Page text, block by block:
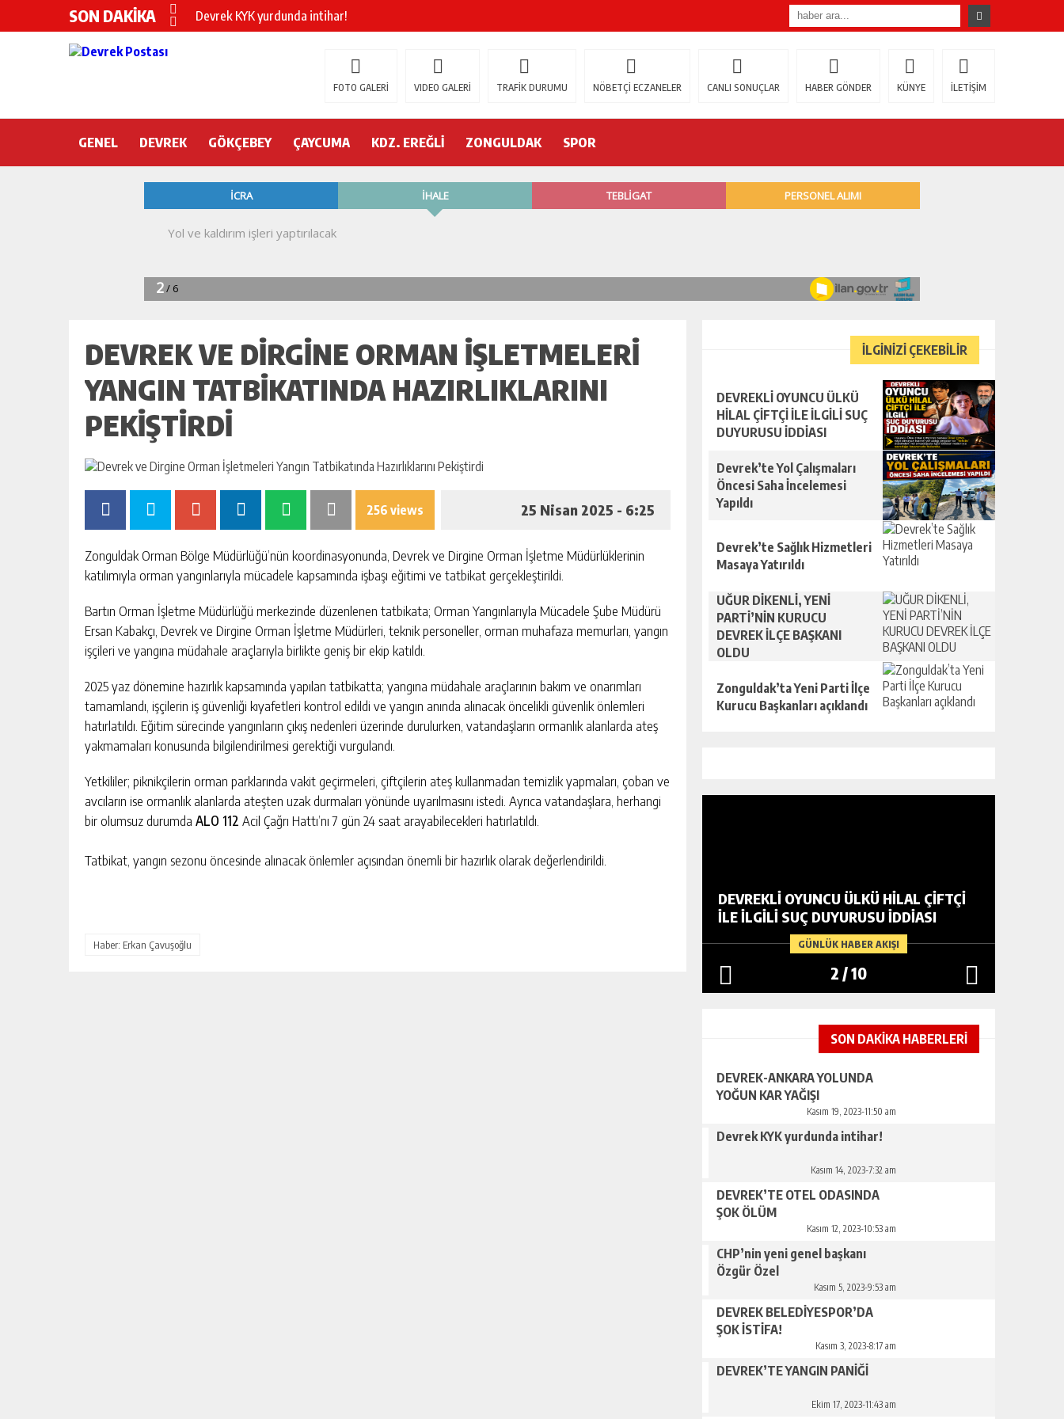
SON DAKİKA
Devrek KYK yurdunda intihar!
CHP’nin yeni genel başkanı Özgür Özel
DEVREK’TE YANGIN PANİĞİ
Devrek Engelsiz Yaşam Merkezi’nde neler oluyor?
DEVREK ÇATAKLI’YA TEŞEKKÜR ETTİ
FOTO GALERİ VIDEO GALERİ TRAFİK DURUMU NÖBETÇİ ECZANELER CANLI SONUÇLAR HABER GÖNDER KÜNYE İLETİŞİM
GENEL DEVREK GÖKÇEBEY ÇAYCUMA KDZ. EREĞLİ ZONGULDAK SPOR
DEVREK VE DIRGINE ORMAN İŞLETMELERI
YANGIN TATBIKATINDA HAZIRLIKLARINI
PEKIŞTIRDI
256 views 25 Nisan 2025 - 6:25
Zonguldak Orman Bölge Müdürlüğü’nün koordinasyonunda, Devrek ve Dirgine Orman İşletme Müdürlüklerinin
katılımıyla orman yangınlarıyla mücadele kapsamında işbaşı eğitimi ve tatbikat gerçekleştirildi.
Bartın Orman İşletme Müdürlüğü merkezinde düzenlenen tatbikata; Orman Yangınlarıyla Mücadele Şube Müdürü
Ersan Kabakçı, Devrek ve Dirgine Orman İşletme Müdürleri, teknik personeller, orman muhafaza memurları, yangın
işçileri ve yangına müdahale araçlarıyla birlikte geniş bir ekip katıldı.
2025 yaz dönemine hazırlık kapsamında yapılan tatbikatta; yangına müdahale araçlarının bakım ve onarımları
tamamlandı, işçilerin iş güvenliği kıyafetleri kontrol edildi ve yangın anında alınacak öncelikli güvenlik önlemleri
hatırlatıldı. Eğitim sürecinde yangınların çıkış nedenleri üzerinde durulurken, vatandaşların ormanlık alanlarda ateş
yakmamaları konusunda bilgilendirilmesi gerektiği vurgulandı.
Yetkililer; piknikçilerin orman parklarında vakit geçirmeleri, çiftçilerin ateş kullanmadan temizlik yapmaları, çoban ve
avcıların ise ormanlık alanlarda ateşten uzak durmaları yönünde uyarılmasını istedi. Ayrıca vatandaşlara, herhangi
bir olumsuz durumda ALO 112 Acil Çağrı Hattı’nı 7 gün 24 saat arayabilecekleri hatırlatıldı.
Tatbikat, yangın sezonu öncesinde alınacak önlemler açısından önemli bir hazırlık olarak değerlendirildi.
Haber: Erkan Çavuşoğlu
İLGİNİZİ ÇEKEBİLİR
DEVREKLİ OYUNCU ÜLKÜ
HİLAL ÇİFTÇİ İLE İLGİLİ SUÇ
DUYURUSU İDDİASI
Devrek’te Yol Çalışmaları
Öncesi Saha İncelemesi
Yapıldı
Devrek’te Sağlık Hizmetleri
Masaya Yatırıldı
UĞUR DİKENLİ, YENİ
PARTİ’NİN KURUCU
DEVREK İLÇE BAŞKANI
OLDU
Zonguldak’ta Yeni Parti İlçe
Kurucu Başkanları açıklandı
GÜNLÜK HABER AKIŞI
DEVREKLİ OYUNCU ÜLKÜ HİLAL ÇİFTÇİ
İLE İLGİLİ SUÇ DUYURUSU İDDİASI
2 /10
SON DAKİKA HABERLERİ
DEVREK-ANKARA YOLUNDA
YOĞUN KAR YAĞIŞI
Kasım 19, 2023-11:50 am
Devrek KYK yurdunda intihar!
Kasım 14, 2023-7:32 am
DEVREK’TE OTEL ODASINDA
ŞOK ÖLÜM
Kasım 12, 2023-10:53 am
CHP’nin yeni genel başkanı
Özgür Özel
Kasım 5, 2023-9:53 am
DEVREK BELEDİYESPOR’DA
ŞOK İSTİFA!
Kasım 3, 2023-8:17 am
DEVREK’TE YANGIN PANİĞİ
Ekim 17, 2023-11:43 am